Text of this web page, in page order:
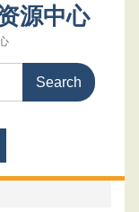
源中心